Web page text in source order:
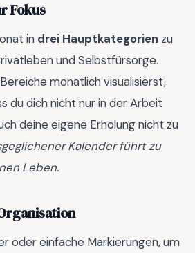
Fokus
in drei Hauptkategorien zu
und Selbstfürsorge.
monatlich visualisierst,
du dich nicht nur in der Arbeit
deine eigene Erholung nicht zu
Kalender führt zu
Leben.
oder einfache Markierungen, um